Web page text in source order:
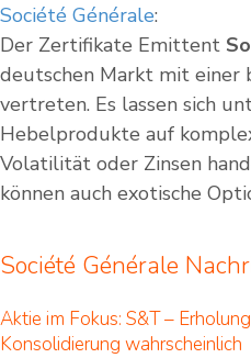
Société Générale:
Der Zertifikate Emittent
deutschen Markt mit
vertreten. Es lassen sich
Hebelprodukte auf
Volatilität oder Zinsen
können auch exotische
Société Générale
Aktie im Fokus: S&T –
Konsolidierung wahrscheinlich